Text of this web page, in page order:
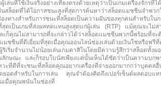
ล่นที่ใช้เงินจริงอย่างเที่ยงตรงด้วยเหตุว่าเป็นเกมเครื่องจักรที่ไ
สล็อตที่ได้โอกาสชนะสูงที่สุดการค้นหาว่าสล็อตแมชชีนจำพวก
งทางสำหรับการชนะที่สล็อตเป็นความฝันของทุกคนสำหรับใน
สุดเป็นเกมที่ส่งผลทดแทนสูงสุดแก่ผู้เล่น (RTP) แม้คุณจะไม่ส
ก็คุณไม่สามารถที่จะกล่าวได้ว่าสล็อตแมชชีนพวกนี้พร้อมที่จะตี
มชชีนที่ดีเยี่ยมที่สุดเมื่อคุณออนไลน์ช่องเล่นด้วยเงินใช่หรือฟรี
เริ่มจำนวนไม่น้อยเล่นเกมคาสิโนโดยมีความรู้สึกว่าสล็อตทั้งผ
กษณะ และก็รอบโบนัสเพียงแค่นั้นเห็นได้ชัดว่าเป็นความบกพ
วะที่ดีที่จะชนะที่สล็อตคุณอยากเครื่องที่จ่ายออกมากกว่าบุคคล
ยอดสำหรับในการเล่น คุณจำต้องคิดถึงเปอร์เซ็นต์ผลตอบแท
เมื่อคุณพนันในช่องที่